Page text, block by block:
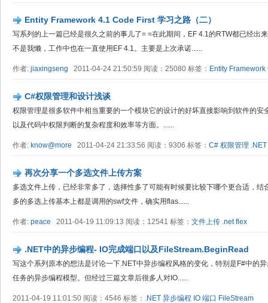
Entity Framework 4.1 Code First 学习之路（二）
写系列的上一篇已经是很久之前的事儿了= =在此期间，EF 4.1的RTW都已经出
不是我懒，工作中也在一直使用EF 4.1。主要是上次承诺......
作者: jiaxingseng 2011-04-24 21:50:59 阅读：25080 标签： Entity Framework
C#权限管理和设计浅谈
权限管理是很多软件中相当重要的一个模块它的设计的好坏直接影响到软件的安
以及代码中权限判断的复杂程度和效率等方面。......
作者: know@more 2011-04-24 21:33:56 阅读：9306 标签： C# 权限管理 .NET
再次分享一个多选文件上传方案
多选文件上传，已经非常多了，选择性多了可能有时候要比较下哪个更合适，
多的多选上传基本上都是调用的swf文件，确实用flas......
作者: peace 2011-04-19 11:09:13 阅读：12541 标签： 文件上传 .net flex
.NET中的异步编程- IO完成端口以及FileStream.BeginRead
写这个系列原本的想法是讨论一下.NET中异步编程风格的变化，特别是F#中的
任务的异步编程模型。但经过三篇文章后很多人对IO......
2011-04-19 11:01:50 阅读：4546 标签： .NET 异步编程 IO 端口 FileStream